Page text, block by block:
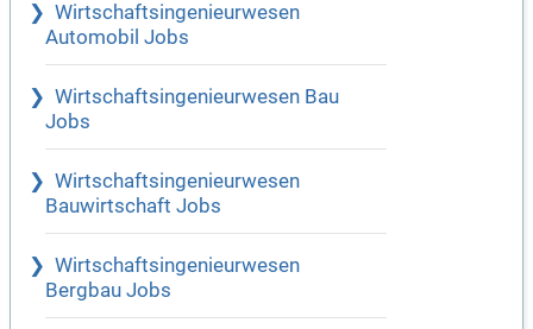
Wirtschaftsingenieurwesen
Automobil Jobs
Wirtschaftsingenieurwesen Bau
Jobs
Wirtschaftsingenieurwesen
Bauwirtschaft Jobs
Wirtschaftsingenieurwesen
Bergbau Jobs